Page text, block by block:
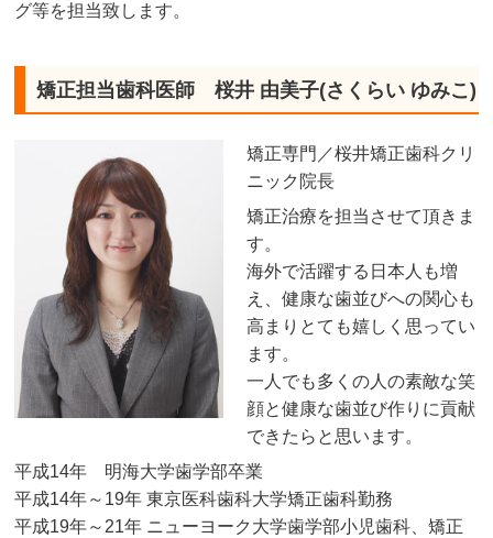
グ等を担当致します。
矯正担当歯科医師 桜井 由美子(さくらい ゆみこ)
矯正専門／桜井矯正歯科クリ
ニック院長
矯正治療を担当させて頂きま
す。
海外で活躍する日本人も増
え、健康な歯並びへの関心も
高まりとても嬉しく思ってい
ます。
一人でも多くの人の素敵な笑
顔と健康な歯並び作りに貢献
できたらと思います。
平成14年 明海大学歯学部卒業
平成14年～19年 東京医科歯科大学矯正歯科勤務
平成19年～21年 ニューヨーク大学歯学部小児歯科、矯正